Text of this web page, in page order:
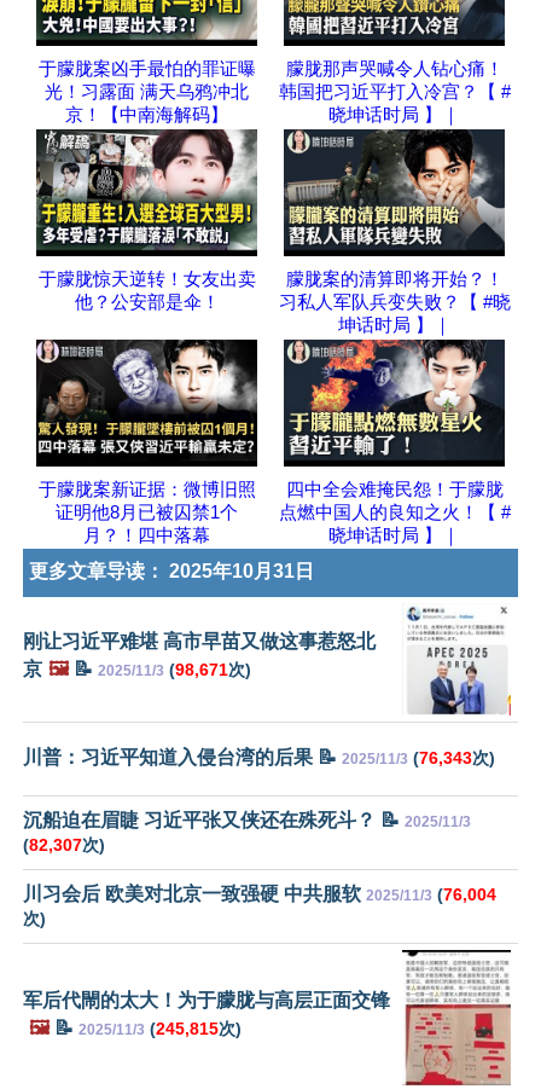
于朦胧案凶手最怕的罪证曝
光！习露面 满天乌鸦冲北
京！【中南海解码】
朦胧那声哭喊令人钻心痛！
韩国把习近平打入冷宫？【 #
晓坤话时局 】｜
于朦胧惊天逆转！女友出卖
他？公安部是伞！
朦胧案的清算即将开始？！
习私人军队兵变失败？【 #晓
坤话时局 】｜
于朦胧案新证据：微博旧照
证明他8月已被囚禁1个
月？！四中落幕
四中全会难掩民怨！于朦胧
点燃中国人的良知之火！【 #
晓坤话时局 】｜
更多文章导读： 2025年10月31日
刚让习近平难堪 高市早苗又做这事惹怒北
京 🖼️📝 2025/11/3 (98,671次)
川普：习近平知道入侵台湾的后果 📝 2025/11/3 (76,343次)
沉船迫在眉睫 习近平张又侠还在殊死斗？ 📝 2025/11/3
(82,307次)
川习会后 欧美对北京一致强硬 中共服软 2025/11/3 (76,004
次)
军后代閙的太大！为于朦胧与高层正面交锋
🖼️📝 2025/11/3 (245,815次)